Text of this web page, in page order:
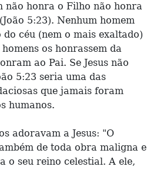
não honra o Filho não honra
5:23). Nenhum homem
céu (nem o mais exaltado)
os honrassem da
ao Pai. Se Jesus não
5:23 seria uma das
que jamais foram
humanos.
adoravam a Jesus: "O
de toda obra maligna e
o seu reino celestial. A ele,